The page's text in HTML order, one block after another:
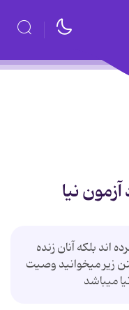
نیا
اند بلکه آنان زنده
زیر میخوانید وصیت
میباشد